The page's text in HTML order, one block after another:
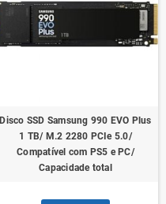
Disco SSD Samsung 990 EVO Plus
1 TB/ M.2 2280 PCIe 5.0/
Compatível com PS5 e PC/
Capacidade total